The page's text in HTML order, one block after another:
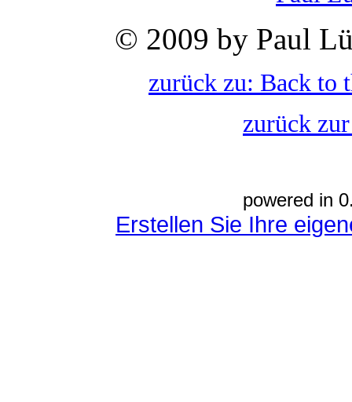
© 2009 by Paul
zurück zu: Back to
zurück
powered in
Erstellen Sie Ihre